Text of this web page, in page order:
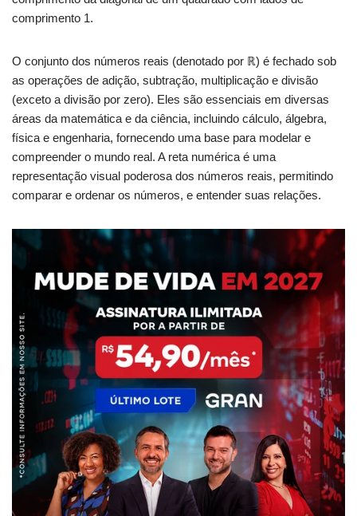
comprimento 1.
O conjunto dos números reais (denotado por ℝ) é fechado sob
as operações de adição, subtração, multiplicação e divisão
(exceto a divisão por zero). Eles são essenciais em diversas
áreas da matemática e da ciência, incluindo cálculo, álgebra,
física e engenharia, fornecendo uma base para modelar e
compreender o mundo real. A reta numérica é uma
representação visual poderosa dos números reais, permitindo
comparar e ordenar os números, e entender suas relações.